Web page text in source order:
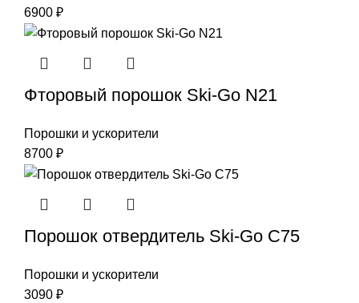
6900 ₽
Фторовый порошок Ski-Go N21
Порошки и ускорители
8700 ₽
Порошок отвердитель Ski-Go C75
Порошки и ускорители
3090 ₽